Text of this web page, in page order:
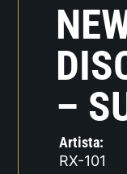
–
Artista:
RX-101